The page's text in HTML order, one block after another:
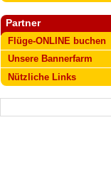
Partner
Flüge-ONLINE buchen
Unsere Bannerfarm
Nützliche Links